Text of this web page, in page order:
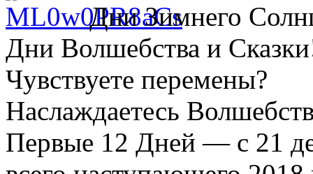
Дни Зимнего
Дни Волшебства и
Чувствуете перемены?
Наслаждаетесь
Первые 12 Дней — с 21